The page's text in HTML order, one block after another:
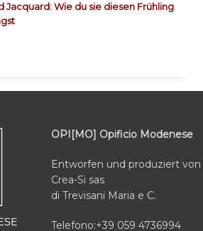
Jacquard: Wie du sie diesen Frühling
OPI[MO] Opificio Modenese
Entworfen und produziert von
Crea-Si sas
di Trevisani Maria e C.
Telefono:+39 059 4736994